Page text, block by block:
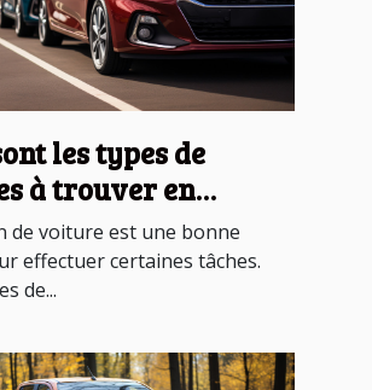
les types de
à trouver en
?
de voiture est une bonne
effectuer certaines tâches.
de...